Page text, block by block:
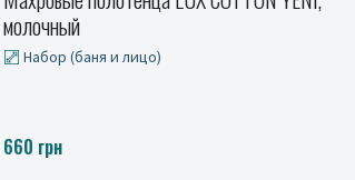
Детский, Полуторный, Полуторный евро,
Двуспальный, Евро
от 969 до 2345 грн.